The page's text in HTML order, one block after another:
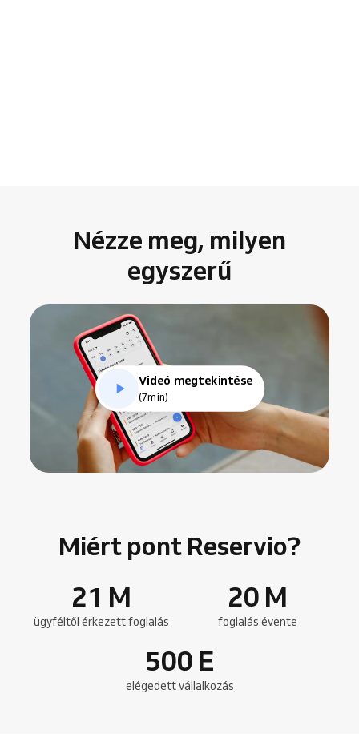
Nézze meg, milyen
egyszerű
Videó megtekintése
(7min)
Miért pont Reservio?
21 M
ügyféltől érkezett foglalás
20 M
foglalás évente
500 E
elégedett vállalkozás